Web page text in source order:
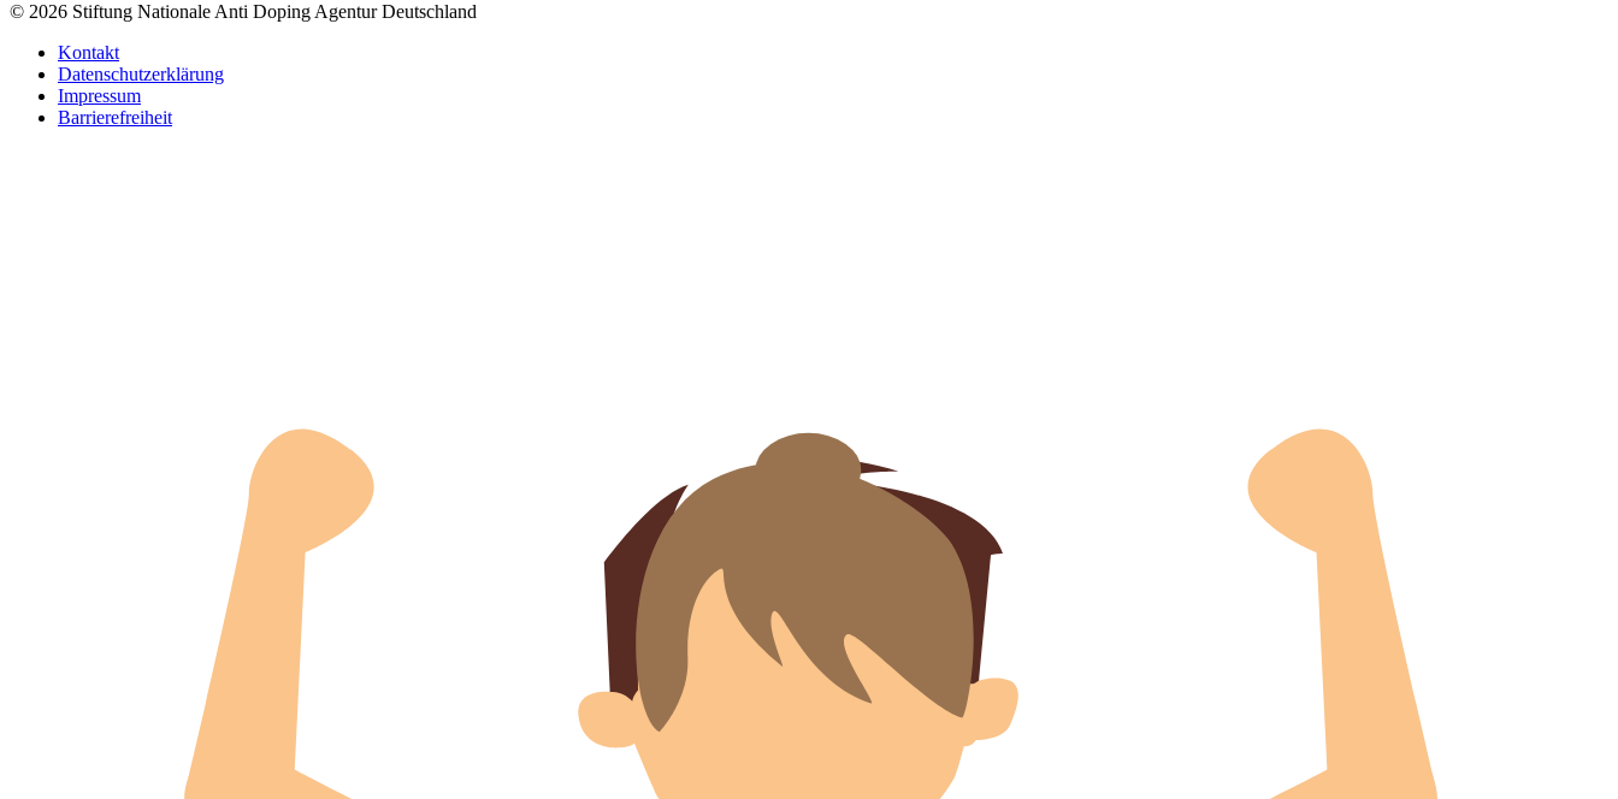
© 2026 Stiftung Nationale Anti Doping Agentur Deutschland
Kontakt
Datenschutzerklärung
Impressum
Barrierefreiheit